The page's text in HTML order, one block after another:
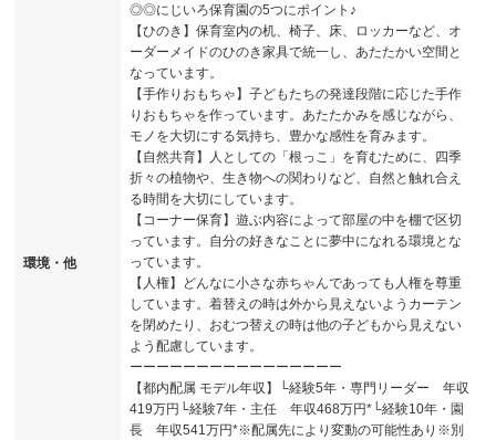
環境・他
◎◎にじいろ保育園の5つにポイント♪
【ひのき】保育室内の机、椅子、床、ロッカーなど、オ
ーダーメイドのひのき家具で統一し、あたたかい空間と
なっています。
【手作りおもちゃ】子どもたちの発達段階に応じた手作
りおもちゃを作っています。あたたかみを感じながら、
モノを大切にする気持ち、豊かな感性を育みます。
【自然共育】人としての「根っこ」を育むために、四季
折々の植物や、生き物への関わりなど、自然と触れ合え
る時間を大切にしています。
【コーナー保育】遊ぶ内容によって部屋の中を棚で区切
っています。自分の好きなことに夢中になれる環境とな
っています。
【人権】どんなに小さな赤ちゃんであっても人権を尊重
しています。着替えの時は外から見えないようカーテン
を閉めたり、おむつ替えの時は他の子どもから見えない
よう配慮しています。
ーーーーーーーーーーーーーーーー
【都内配属 モデル年収】└経験5年・専門リーダー 年収
419万円└経験7年・主任 年収468万円*└経験10年・園
長 年収541万円*※配属先により変動の可能性あり※別